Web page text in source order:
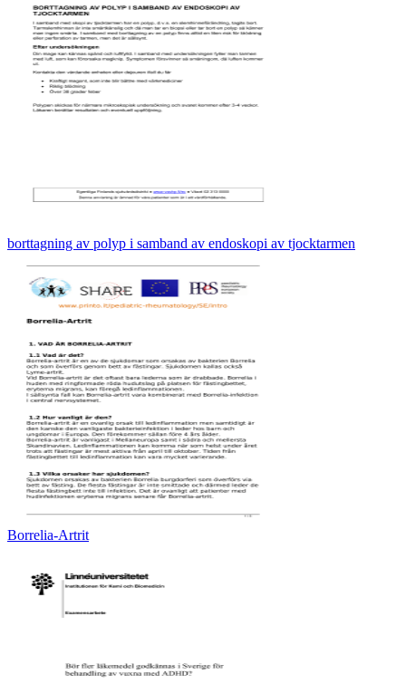
borttagning av polyp i samband av endoskopi av tjocktarmen
Borrelia-Artrit